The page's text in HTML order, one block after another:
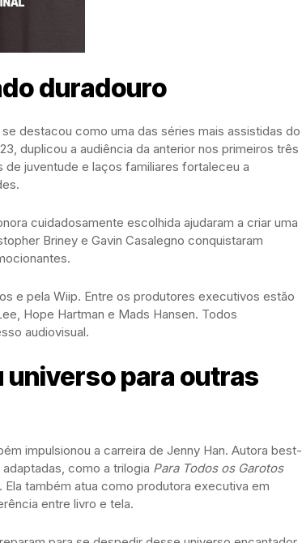
duradouro
se destacou como uma das séries mais assistidas do
duplicou a audiência da anterior nos primeiros três
juventude e laços familiares fortaleceu a
cuidadosamente escolhida ajudaram a criar uma
Briney e Gavin Casalegno conquistaram
e pela Wiip. Entre os produtores executivos estão
Hope Hartman e Mads Hansen. Todos
audiovisual.
universo para outras
impulsionou a carreira de Jenny Han. Autora best-
como a trilogia Para Todos os Garotos
Ela também atua como produtora executiva em
entre livro e tela.